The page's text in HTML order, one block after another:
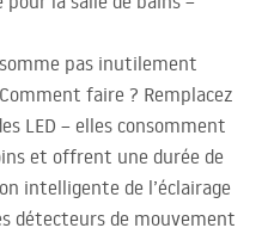
pas inutilement
faire ? Remplacez
LED – elles consomment
et offrent une durée de
intelligente de l’éclairage
détecteurs de mouvement